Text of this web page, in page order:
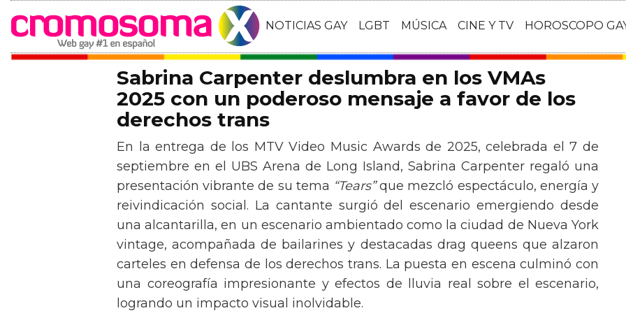
NOTICIAS GAY LGBT MÚSICA CINE Y TV HOROSCOPO
Sabrina Carpenter deslumbra en los VMAs
2025 con un poderoso mensaje a favor de los
derechos trans
En la entrega de los MTV Video Music Awards de 2025, celebrada el 7 de
septiembre en el UBS Arena de Long Island, Sabrina Carpenter regaló una
presentación vibrante de su tema “Tears”que mezcló espectáculo, energía y
reivindicación social. La cantante surgió del escenario emergiendo desde
una alcantarilla, en un escenario ambientado como la ciudad de Nueva York
vintage, acompañada de bailarines y destacadas drag queens que alzaron
carteles en defensa de los derechos trans. La puesta en escena culminó con
una coreografía impresionante y efectos de lluvia real sobre el escenario,
logrando un impacto visual inolvidable.